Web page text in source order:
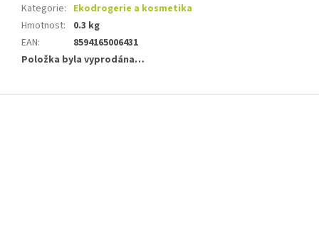
Kategorie: Ekodrogerie a kosmetika
Hmotnost:
0.3 kg
EAN:
8594165006431
Položka byla vyprodána…